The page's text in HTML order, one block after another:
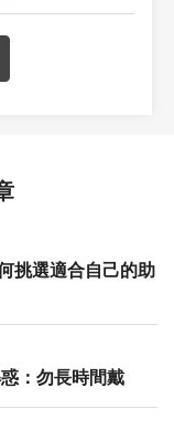
挑選適合自己的助
：勿長時間戴